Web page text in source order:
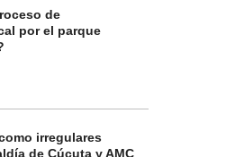
de
por el parque
irregulares
de Cúcuta y AMC